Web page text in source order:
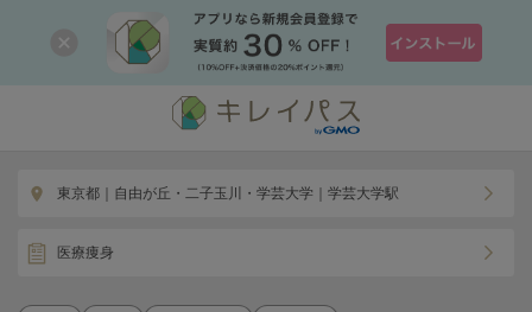
東京都｜自由が丘・二子玉川・学芸大学｜学芸大学駅
医療痩身